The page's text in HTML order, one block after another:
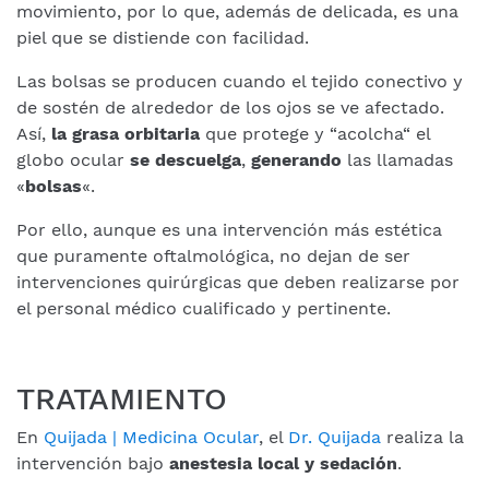
movimiento, por lo que, además de delicada, es una
piel que se distiende con facilidad.
Las bolsas se producen cuando el tejido conectivo y
de sostén de alrededor de los ojos se ve afectado.
Así, la grasa orbitariaque protege y “acolcha“ el
globo ocular se descuelga, generando las llamadas
«bolsas«.
Por ello, aunque es una intervención más estética
que puramente oftalmológica, no dejan de ser
intervenciones quirúrgicas que deben realizarse por
el personal médico cualificado y pertinente.
TRATAMIENTO
En Quijada | Medicina Ocular, el Dr. Quijada realiza la
intervención bajo anestesia local y sedación.